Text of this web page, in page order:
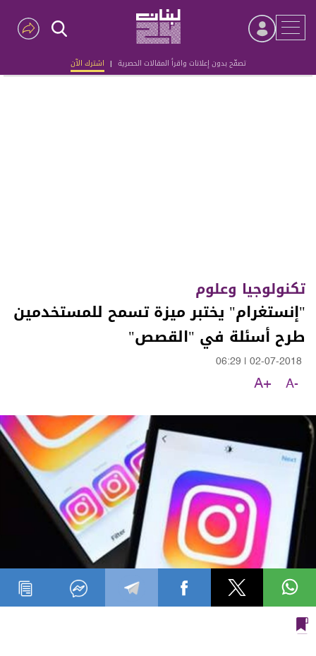
تصفّح بدون إعلانات واقرأ المقالات الحصرية | اشترك الآن
Advertisement
تكنولوجيا وعلوم
"إنستغرام" يختبر ميزة تسمح للمستخدمين
طرح أسئلة في "القصص"
02-07-2018
06:29
A-
A+